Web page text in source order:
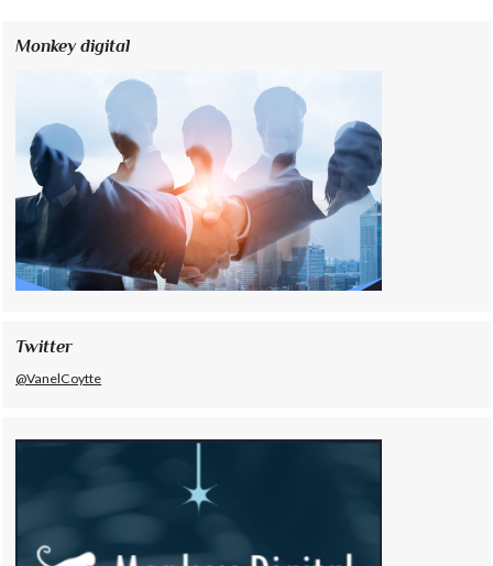
Monkey digital
Twitter
@VanelCoytte